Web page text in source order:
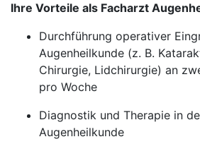
Ihre Vorteile als Facharzt
Durchführung operativer
Augenheilkunde (z. B.
Chirurgie, Lidchirurgie) an
pro Woche
Diagnostik und Therapie in
Augenheilkunde